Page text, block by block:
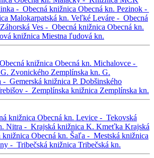
- Obecná knižnica Obecná kn. Pezinok -
Malokarpatská kn. Veľké Leváre - Obecná
Záhorská Ves - Obecná knižnica Obecná kn.
knižnica Miestna ľudová kn.
Obecná knižnica Obecná kn. Michalovce -
Zvonického Zemplínska kn. G.
- Gemerská knižnica P. Dobšinského
- Zemplínska knižnica Zemplínska kn.
knižnica Obecná kn. Levice - Tekovská
Nitra - Krajská knižnica K. Kmeťka Krajská
knižnica Obecná kn. Šaľa - Mestská knižnica
- Tribečská knižnica Tribečská kn.